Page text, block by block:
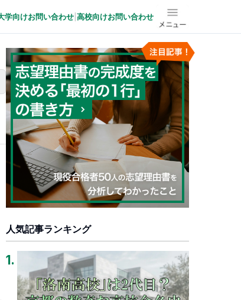
学向けお問い合わせ 高校向けお問い合わせ メニュー
人気記事ランキング
1.